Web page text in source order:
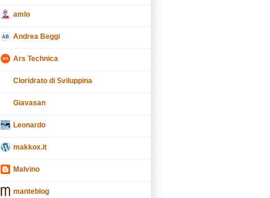
amlo
Andrea Beggi
Ars Technica
Cloridrato di Sviluppina
Giavasan
Leonardo
makkox.it
Malvino
manteblog